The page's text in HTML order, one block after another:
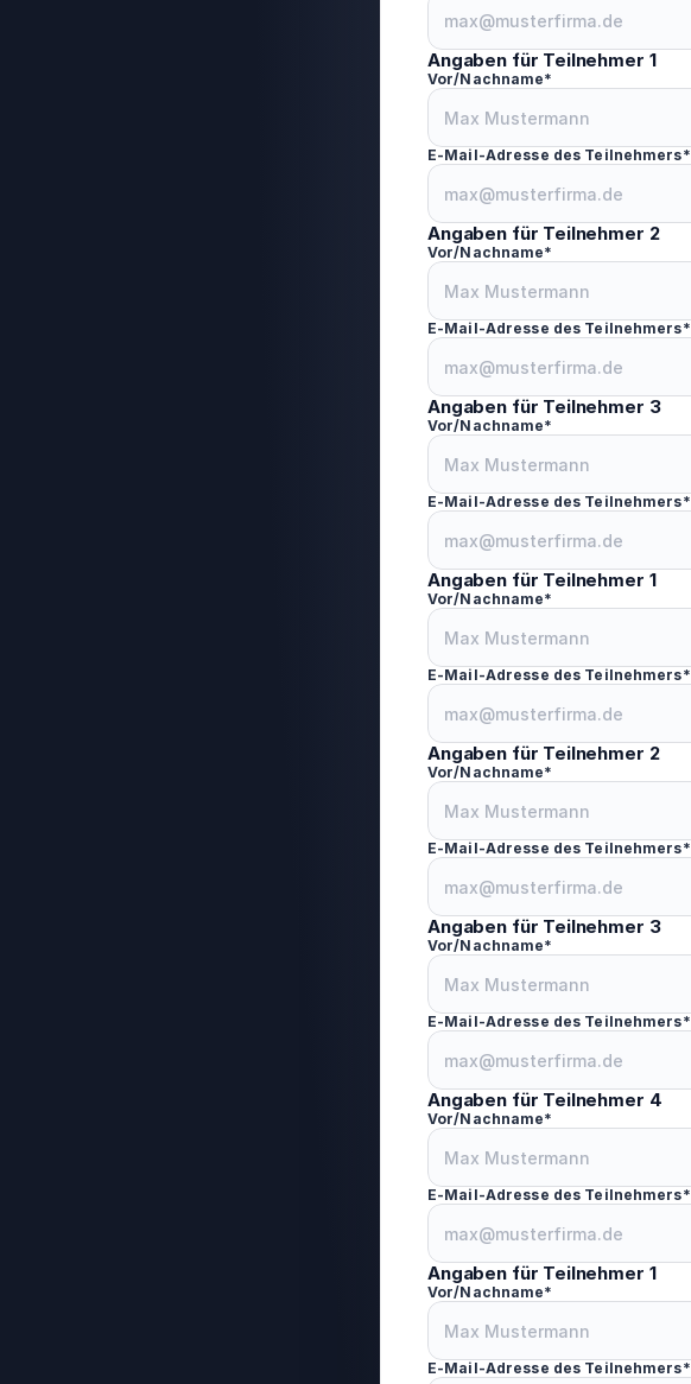
Angaben für Teilnehmer 1
Vor/Nachname*
E-Mail-Adresse des Teilnehmers*
Angaben für Teilnehmer 2
Vor/Nachname*
E-Mail-Adresse des Teilnehmers*
Angaben für Teilnehmer 3
Vor/Nachname*
E-Mail-Adresse des Teilnehmers*
Angaben für Teilnehmer 1
Vor/Nachname*
E-Mail-Adresse des Teilnehmers*
Angaben für Teilnehmer 2
Vor/Nachname*
E-Mail-Adresse des Teilnehmers*
Angaben für Teilnehmer 3
Vor/Nachname*
E-Mail-Adresse des Teilnehmers*
Angaben für Teilnehmer 4
Vor/Nachname*
E-Mail-Adresse des Teilnehmers*
Angaben für Teilnehmer 1
Vor/Nachname*
E-Mail-Adresse des Teilnehmers*